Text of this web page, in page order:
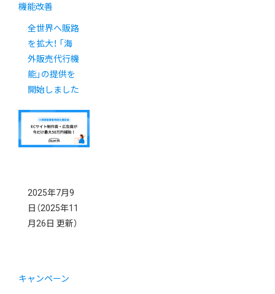
機能改善
全世界へ販路
を拡大！ 「海
外販売代行機
能」の提供を
開始しました
2025年7月9
日 （2025年11
月26日 更新）
キャンペーン